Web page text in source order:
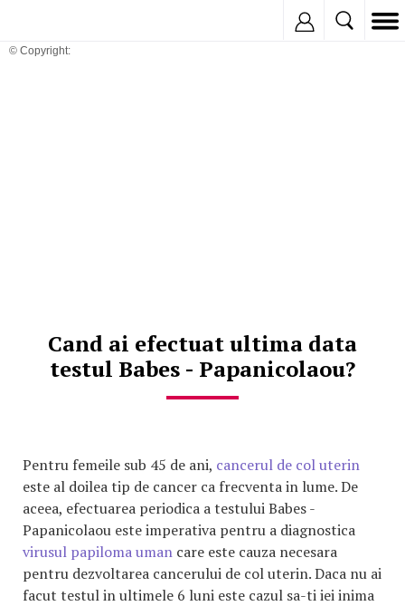
© Copyright:
Cand ai efectuat ultima data
testul Babes - Papanicolaou?
Pentru femeile sub 45 de ani, cancerul de col uterin
este al doilea tip de cancer ca frecventa in lume. De
aceea, efectuarea periodica a testului Babes -
Papanicolaou este imperativa pentru a diagnostica
virusul papiloma uman care este cauza necesara
pentru dezvoltarea cancerului de col uterin. Daca nu ai
facut testul in ultimele 6 luni este cazul sa-ti iei inima